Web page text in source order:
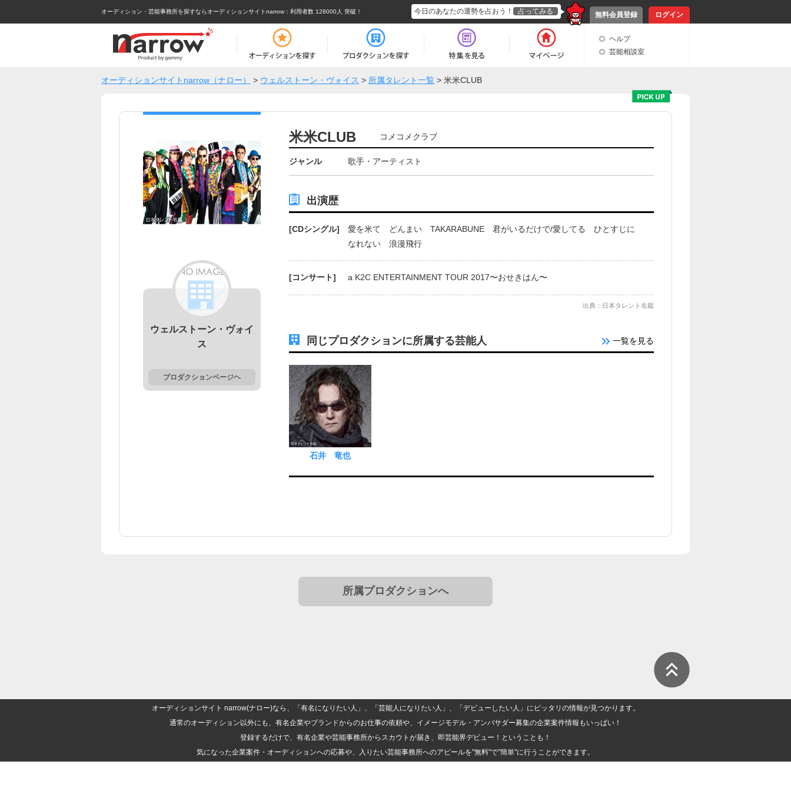
オーディション・芸能事務所を探すならオーディションサイトnarrow ：利用者数 128000人 突破！ 無料会員登録 ログイン
今日のあなたの運勢を占おう！ 占ってみる
ヘルプ
芸能相談室
オーディションサイトnarrow（ナロー） > ウェルストーン・ヴォイス > 所属タレント一覧 > 米米CLUB
ウェルストーン・ヴォイ
ス
プロダクションページヘ
米米CLUB コメコメクラブ
ジャンル 歌手・アーティスト
出演歴
[CDシングル]
愛を米て どんまい TAKARABUNE 君がいるだけで/愛してる ひとすじに
なれない 浪漫飛行
[コンサート] a K2C ENTERTAINMENT TOUR 2017〜おせきはん〜
出典：日本タレント名鑑
同じプロダクションに所属する芸能人 一覧を見る
石井 竜也
所属プロダクションへ
オーディションサイト narrow(ナロー)なら、「有名になりたい人」、「芸能人になりたい人」、「デビューしたい人」にピッタリの情報が見つかります。
通常のオーディション以外にも、有名企業やブランドからのお仕事の依頼や、イメージモデル・アンバサダー募集の企業案件情報もいっぱい！
登録するだけで、有名企業や芸能事務所からスカウトが届き、即芸能界デビュー！ということも！
気になった企業案件・オーディションへの応募や、入りたい芸能事務所へのアピールを"無料"で"簡単"に行うことができます。